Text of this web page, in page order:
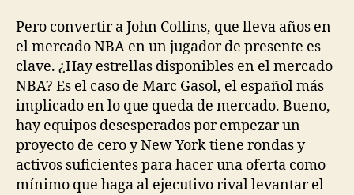
Pero convertir a John Collins, que lleva años en
el mercado NBA en un jugador de presente es
clave. ¿Hay estrellas disponibles en el mercado
NBA? Es el caso de Marc Gasol, el español más
implicado en lo que queda de mercado. Bueno,
hay equipos desesperados por empezar un
proyecto de cero y New York tiene rondas y
activos suficientes para hacer una oferta como
mínimo que haga al ejecutivo rival levantar el